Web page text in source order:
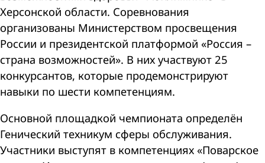
Херсонской области. Соревнования
организованы Министерством просвещения
России и президентской платформой «Россия –
страна возможностей». В них участвуют 25
конкурсантов, которые продемонстрируют
навыки по шести компетенциям.
Основной площадкой чемпионата определён
Генический техникум сферы обслуживания.
Участники выступят в компетенциях «Поварское